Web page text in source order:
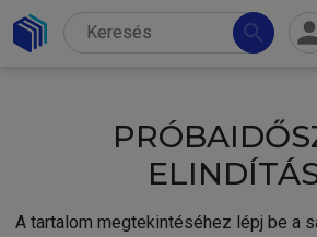
search
A tartalom megtekintéséhez lépj be a